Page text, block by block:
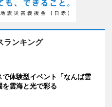
ランキング
で体験型イベント「なんば雲
雲海と光で彩る